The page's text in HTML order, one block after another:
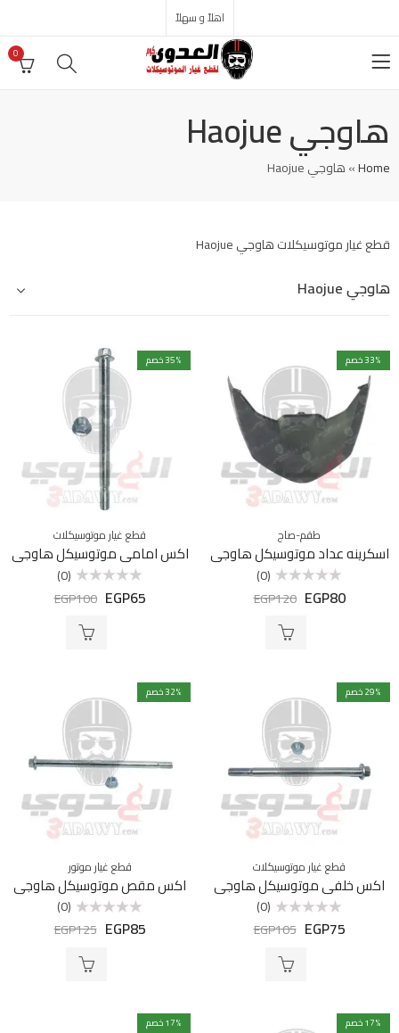
اهلاً و سهلاً
0
هاوجي Haojue
Home
»هاوجي Haojue
قطع غيار موتوسيكلات هاوجي Haojue
هاوجي Haojue
33% خصم
طقم-صاج
اسكرينه عداد موتوسيكل هاوجي
التقييم
(0)
EGP80
EGP120
35% خصم
قطع غيار موتوسيكلات
اكس امامي موتوسيكل هاوجي
التقييم
(0)
EGP65
EGP100
29% خصم
قطع غيار موتوسيكلات
اكس خلفي موتوسيكل هاوجي
التقييم
(0)
EGP75
EGP105
32% خصم
قطع غيار موتور
اكس مقص موتوسيكل هاوجي
التقييم
(0)
EGP85
EGP125
17% خصم 17% خصم